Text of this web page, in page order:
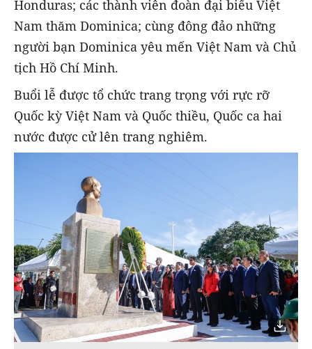
Honduras; các thành viên đoàn đại biểu Việt
Nam thăm Dominica; cùng đông đảo những
người bạn Dominica yêu mến Việt Nam và Chủ
tịch Hồ Chí Minh.
Buổi lễ được tổ chức trang trọng với rực rỡ
Quốc kỳ Việt Nam và Quốc thiều, Quốc ca hai
nước được cử lên trang nghiêm.